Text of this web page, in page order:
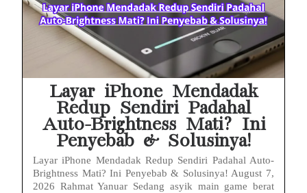
Layar iPhone Mendadak
Redup Sendiri Padahal
Auto-Brightness Mati? Ini
Penyebab & Solusinya!
Layar iPhone Mendadak Redup Sendiri Padahal Auto-
Brightness Mati? Ini Penyebab & Solusinya! August 7,
2026 Rahmat Yanuar Sedang asyik main game berat